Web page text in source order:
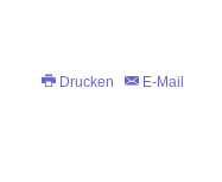
Drucken E-Mail